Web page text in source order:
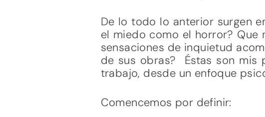
De lo todo lo anterior surgen
el miedo como el horror? Que
sensaciones de inquietud
de sus obras? Éstas son mis
trabajo, desde un enfoque
Comencemos por definir: